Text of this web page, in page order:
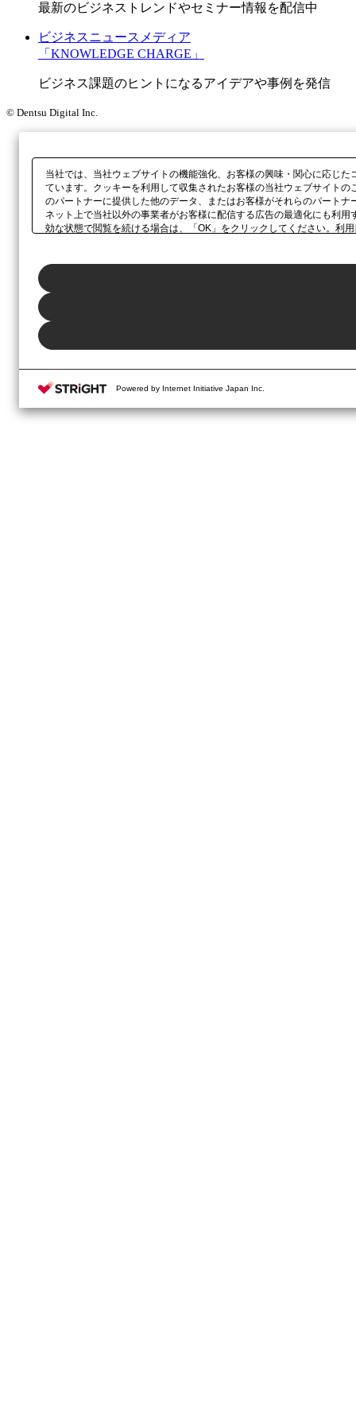
最新のビジネストレンドやセミナー情報を配信中
ビジネスニュースメディア
「KNOWLEDGE CHARGE」
ビジネス課題のヒントになるアイデアや事例を発信
© Dentsu Digital Inc.
当社では、当社ウェブサイトの機能強化、お客様の興味・関心に応じ
ています。クッキーを利用して収集されたお客様の当社ウェブサイト
のパートナーに提供した他のデータ、またはお客様がそれらのパート
ネット上で当社以外の事業者がお客様に配信する広告の最適化にも利
効な状態で閲覧を続ける場合は、「OK」をクリックしてください。利
Powered by Internet Initiative Japan Inc.